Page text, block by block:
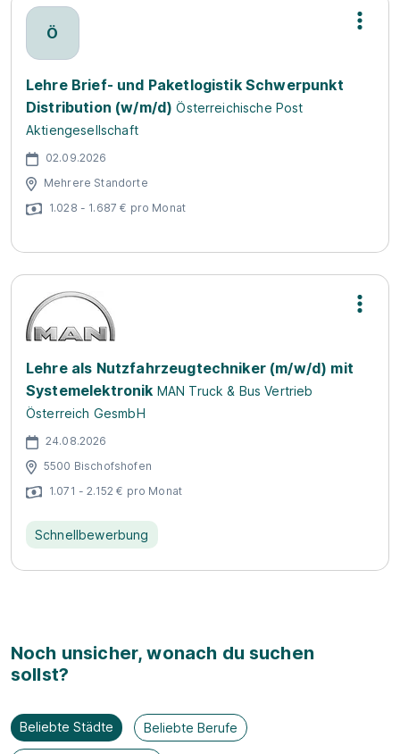
Ö
Lehre Brief- und Paketlogistik Schwerpunkt
Distribution (w/m/d) Österreichische Post
Aktiengesellschaft
02.09.2026
Mehrere Standorte
1.028 - 1.687 € pro Monat
Lehre als Nutzfahrzeugtechniker (m/w/d) mit
Systemelektronik MAN Truck & Bus Vertrieb
Österreich GesmbH
24.08.2026
5500 Bischofshofen
1.071 - 2.152 € pro Monat
Schnellbewerbung
Noch unsicher, wonach du suchen
sollst?
Beliebte Städte Beliebte Berufe